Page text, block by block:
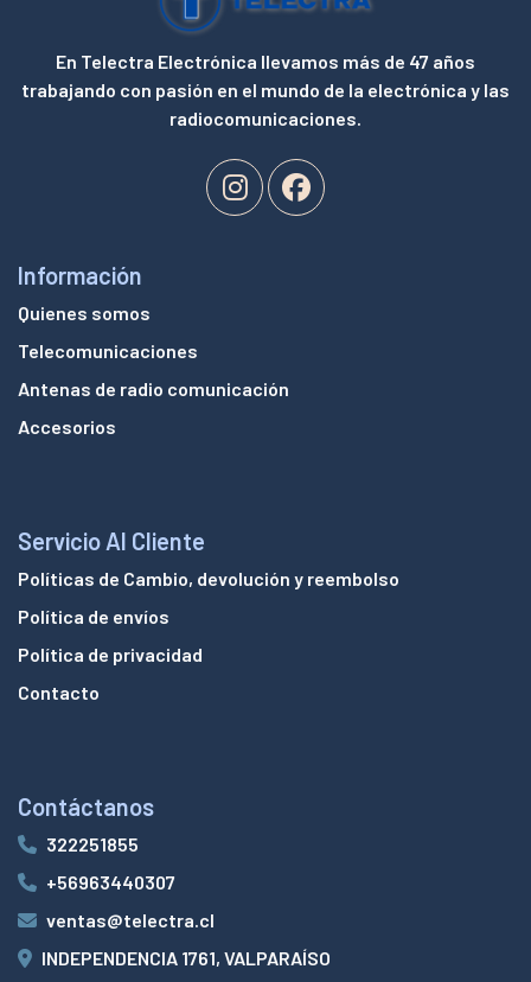
En Telectra Electrónica llevamos más de 47 años
trabajando con pasión en el mundo de la electrónica y las
radiocomunicaciones.
Información
Quienes somos
Telecomunicaciones
Antenas de radio comunicación
Accesorios
Servicio Al Cliente
Políticas de Cambio, devolución y reembolso
Política de envíos
Política de privacidad
Contacto
Contáctanos
322251855
+56963440307
ventas@telectra.cl
INDEPENDENCIA 1761, VALPARAÍSO